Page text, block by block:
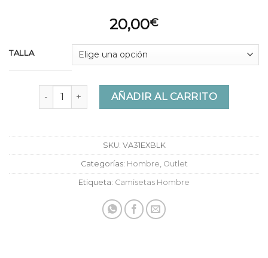
20,00€
TALLA
Camiseta Vans Box Tank Black cantidad
AÑADIR AL CARRITO
SKU: VA31EXBLK
Categorías: Hombre Outlet
Etiqueta: Camisetas Hombre